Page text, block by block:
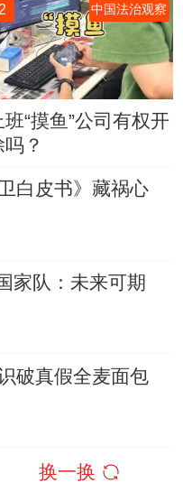
2 中国法治观察
班“摸鱼”公司有权开
吗？
白皮书》藏祸心
家队：未来可期
破真假全麦面包
换一换